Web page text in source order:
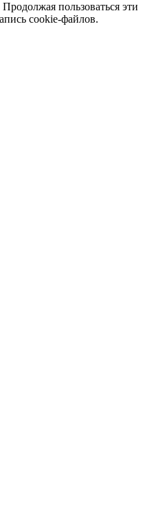
пользоваться эти
cookie-файлов.